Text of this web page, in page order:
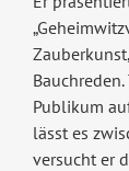
Publikum
lässt es
versucht er